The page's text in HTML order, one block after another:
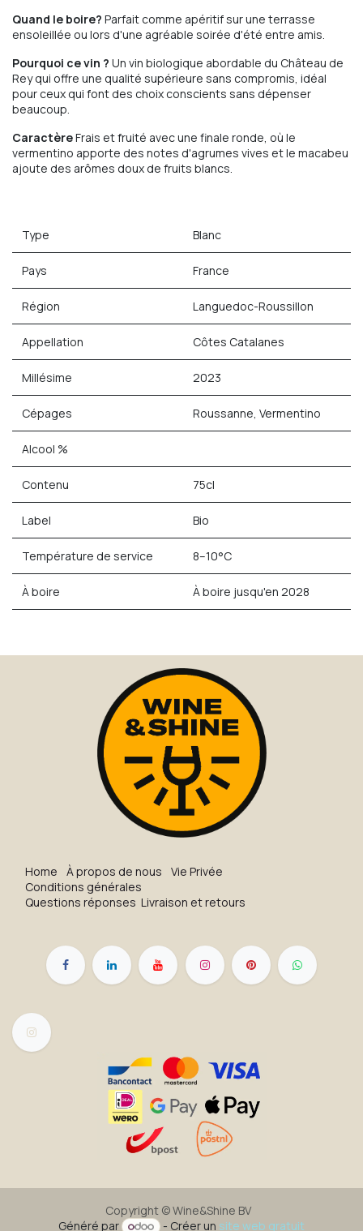
Quand le boire? Parfait comme apéritif sur une terrasse
ensoleillée ou lors d'une agréable soirée d'été entre amis.
Pourquoi ce vin ? Un vin biologique abordable du Château de
Rey qui offre une qualité supérieure sans compromis, idéal
pour ceux qui font des choix conscients sans dépenser
beaucoup.
CaractèreFrais et fruité avec une finale ronde, où le
vermentino apporte des notes d'agrumes vives et le macabeu
ajoute des arômes doux de fruits blancs.
Type Blanc
Pays France
Région Languedoc-Roussillon
Appellation Côtes Catalanes
Millésime 2023
Cépages Roussanne, Vermentino
Alcool %
Contenu 75cl
Label Bio
Température de service 8–10°C
À boire À boire jusqu'en 2028
H​o​me À propos de nous
Vie Privée
Conditions générales
Questions réponses Livraison et retours
Copyright ©Wine&Shine BV
Généré par
- Créer un site web gratuit